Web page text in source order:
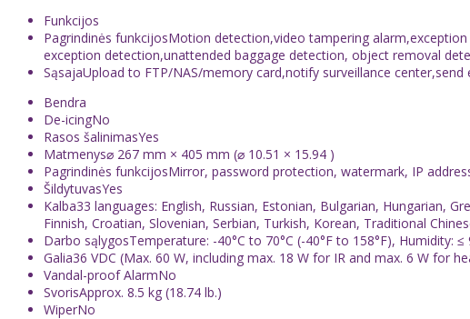
Funkcijos
Pagrindinės funkcijosMotion detection,video tampering
exception detection,unattended baggage detection, object removal
SąsajaUpload to FTP/NAS/memory card,notify surveillance
Bendra
De-icingNo
Rasos šalinimasYes
Matmenys⌀ 267 mm × 405 mm (⌀ 10.51 × 15.94 )
Pagrindinės funkcijosMirror, password protection, watermark, IP
ŠildytuvasYes
Kalba33 languages: English, Russian, Estonian, Bulgarian, Hungarian,
Finnish, Croatian, Slovenian, Serbian, Turkish, Korean, Traditional
Darbo sąlygosTemperature: -40°C to 70°C (-40°F to 158°F), Humidity: ≤
Galia36 VDC (Max. 60 W, including max. 18 W for IR and max. 6 W for
Vandal-proof AlarmNo
SvorisApprox. 8.5 kg (18.74 lb.)
WiperNo